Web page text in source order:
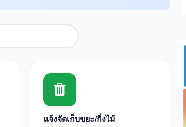
แจ้งจัดเก็บขยะ/กิ่งไม้